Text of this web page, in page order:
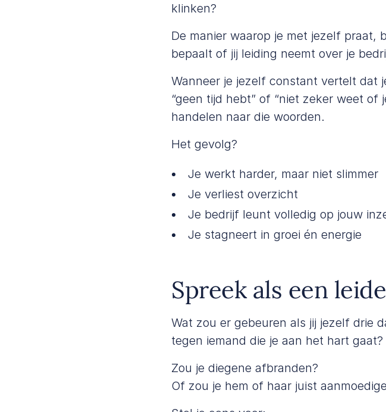
klinken?
De manier waarop je met jezelf praat,
bepaalt of jij leiding neemt over je
Wanneer je jezelf constant vertelt dat
“geen tijd hebt” of “niet zeker weet of
handelen naar die woorden.
Het gevolg?
Je werkt harder, maar niet slimmer
Je verliest overzicht
Je bedrijf leunt volledig op jouw
Je stagneert in groei én energie
Spreek als een
Wat zou er gebeuren als jij jezelf drie
tegen iemand die je aan het hart gaat?
Zou je diegene afbranden?
Of zou je hem of haar juist